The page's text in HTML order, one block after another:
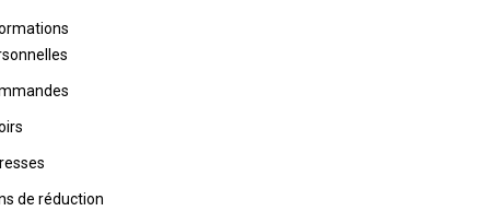
de réduction